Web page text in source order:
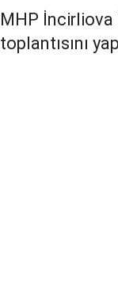
MHP İncirliova
toplantısını